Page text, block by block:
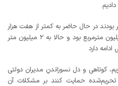
ما ۲ میلیون نفر بودند در حال حاضر به کمتر از هفت هزار
نفر رسیده‌اند. تولید سالانه فرش ۶ میلیون مترمربع بود و حالا به ۲ میلیون متر
دارد
کوتاهی و دل نسوزاندنِ مدیران دولتی
تحریم‌شده حمایت کنند بر مشکلات آن